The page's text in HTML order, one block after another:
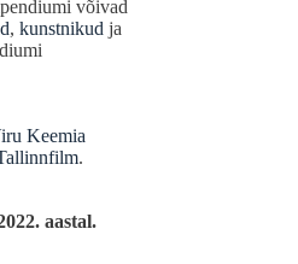
võivad
, kunstnikud ja
Keemia
.
aastal.